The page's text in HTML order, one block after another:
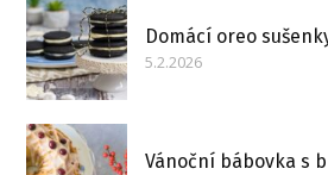
Domácí oreo
5.2.2026
Vánoční bábovka s